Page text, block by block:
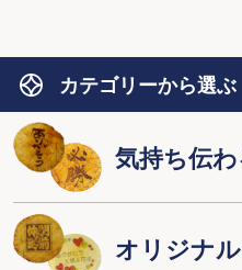
カテゴリーから選ぶ
気持ち伝
オリジナル